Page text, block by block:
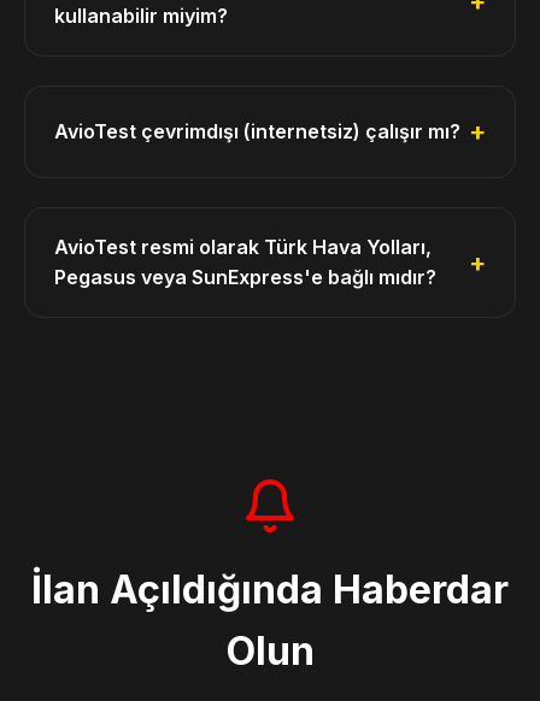
kullanabilir miyim?
AvioTest çevrimdışı (internetsiz) çalışır mı?
AvioTest resmi olarak Türk Hava Yolları,
Pegasus veya SunExpress'e bağlı mıdır?
İlan Açıldığında Haberdar
Olun